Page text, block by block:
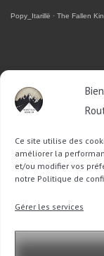
Ce site utilise des
améliorer la
et/ou modifier vos
notre Politique de
Gérer les services
Popy_Itarillë · The Fallen
RETROUVEZ-
OU SUR
Follow
: